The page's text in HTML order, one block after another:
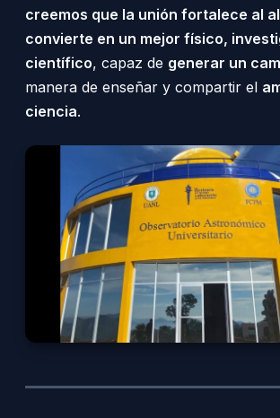
creemos que la unión fortalece al
convierte en un mejor físico,
científico, capaz de generar un
manera de enseñar y compartir el
ciencia.